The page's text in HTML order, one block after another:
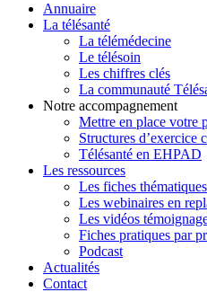
Annuaire
La télésanté
La télémédecine
Le télésoin
Les chiffres clés
La communauté
Notre accompagnement
Mettre en place votre
Structures d’exercice
Télésanté en EHPAD
Les ressources
Les fiches
Les webinaires en
Les vidéos
Fiches pratiques par
Podcast
Actualités
Contact